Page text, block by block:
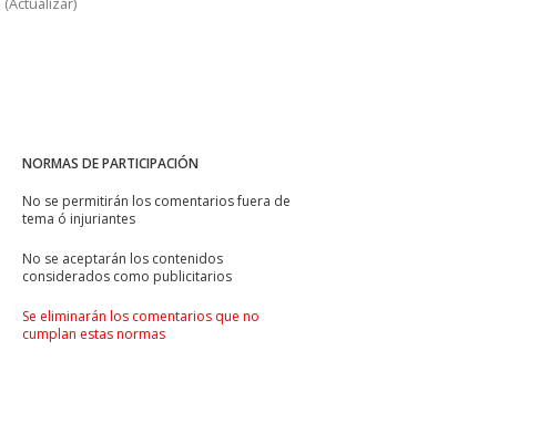
NORMAS DE PARTICIPACIÓN
No se permitirán los comentarios fuera de
tema ó injuriantes
No se aceptarán los contenidos
considerados como publicitarios
Se eliminarán los comentarios que no
cumplan estas normas